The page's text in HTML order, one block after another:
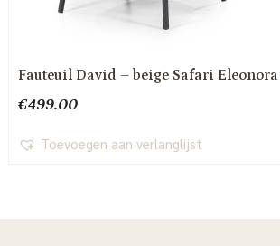
Fauteuil David – beige Safari Eleonora
€499.00
Toevoegen aan verlanglijst